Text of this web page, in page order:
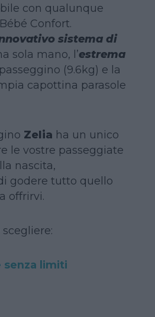
con qualunque
Confort.
sistema di
sola mano, l’estrema
(9.6kg) e la
capottina parasole
Zelia ha un unico
le vostre passeggiate
nascita,
godere tutto quello
offrirvi.
senza limiti